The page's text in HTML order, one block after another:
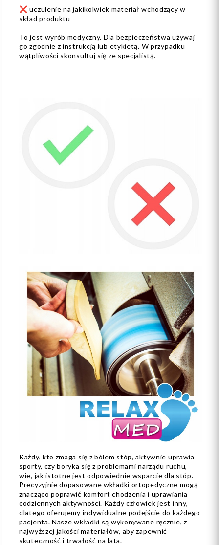
❌ uczulenie na jakikolwiek materiał wchodzący w
skład produktu
To jest wyrób medyczny. Dla bezpieczeństwa używaj
go zgodnie z instrukcją lub etykietą. W przypadku
wątpliwości skonsultuj się ze specjalistą.
Każdy, kto zmaga się z bólem stóp, aktywnie uprawia
sporty, czy boryka się z problemami narządu ruchu,
wie, jak istotne jest odpowiednie wsparcie dla stóp.
Precyzyjnie dopasowane wkładki ortopedyczne mogą
znacząco poprawić komfort chodzenia i uprawiania
codziennych aktywności. Każdy człowiek jest inny,
dlatego oferujemy indywidualne podejście do każdego
pacjenta. Nasze wkładki są wykonywane ręcznie, z
najwyższej jakości materiałów, aby zapewnić
skuteczność i trwałość na lata.